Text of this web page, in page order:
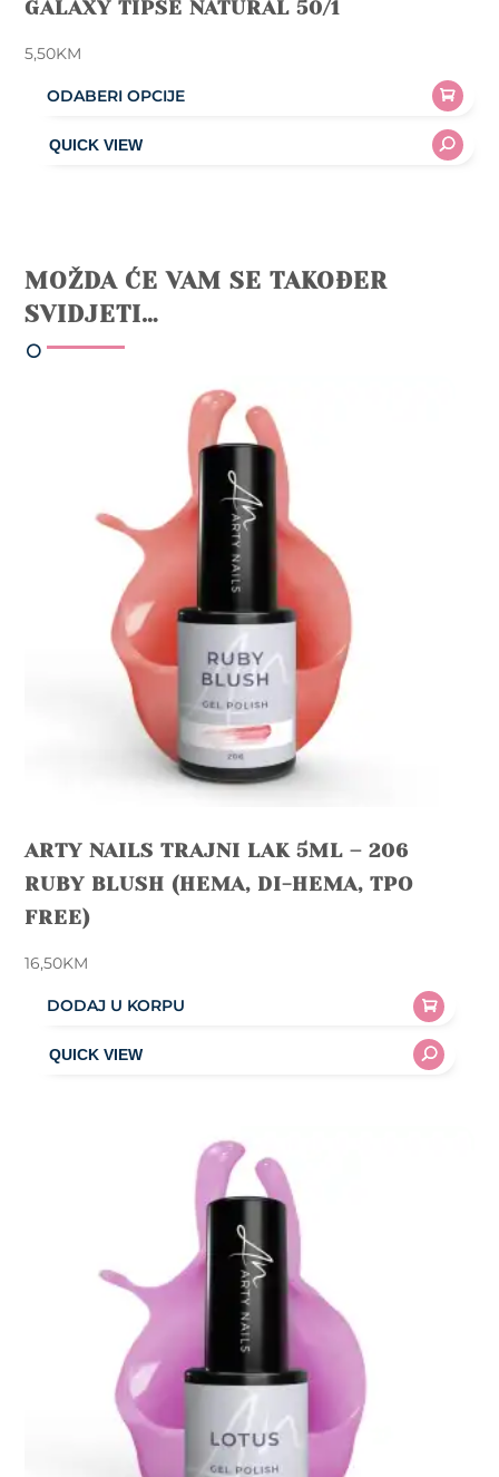
GALAXY TIPSE NATURAL 50/1
5,50KM
ODABERI OPCIJE
product
The
options
be
MOŽDA ĆE VAM SE TAKOĐER
SVIDJETI…
ARTY NAILS TRAJNI LAK 5ML – 206
RUBY BLUSH (HEMA, DI-HEMA, TPO
FREE)
16,50KM
DODAJ U KORPU